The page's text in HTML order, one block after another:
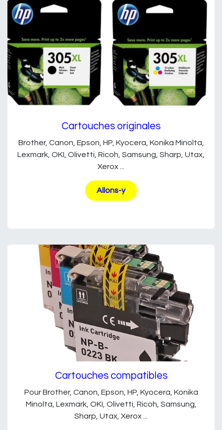
Cartouches originales
Brother, Canon, Epson, HP, Kyocera, Konika Minolta,
Lexmark, OKI, Olivetti, Ricoh, Samsung, Sharp, Utax,
Xerox ...
Allons-y
Cartouches compatibles
Pour Brother, Canon, Epson, HP, Kyocera, Konika
Minolta, Lexmark, OKI, Olivetti, Ricoh, Samsung,
Sharp, Utax, Xerox ...